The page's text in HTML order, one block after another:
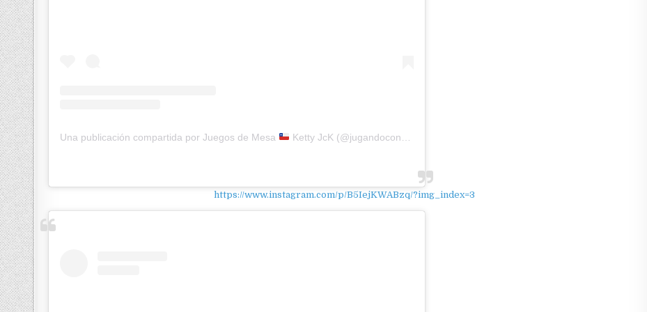
Una publicación compartida por Juegos de Mesa Ketty JcK (@jugandoconketty)
https://www.instagram.com/p/B5IejKWABzq/?img_index=3